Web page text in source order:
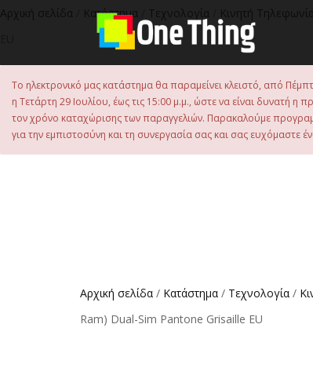
περιεχόμενο
Αρχική σελίδα Κατάστημα Τεχνολογία Κινητή Τηλεφωνία
Το ηλεκτρονικό μας κατάστημα θα παραμείνει κλειστό, από
η Τετάρτη 29 Ιουλίου, έως τις 15:00 μ.μ., ώστε να είναι δυνατή
τον χρόνο καταχώρισης των παραγγελιών. Παρακαλούμε
για την εμπιστοσύνη και τη συνεργασία σας και σας ευχόμαστε
Αρχική σελίδα / Κατάστημα / Τεχνολογία /
Ram) Dual-Sim Pantone Grisaille EU